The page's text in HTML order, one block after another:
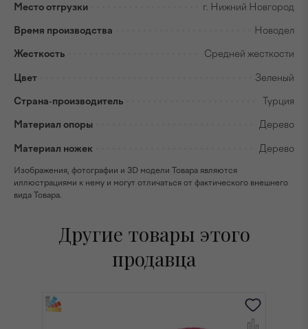
Место отгрузки г. Нижний Новгород
Время производства Новодел
Жесткость Средней жесткости
Цвет Зеленый
Страна-производитель Турция
Материал опоры Дерево
Материал ножек Дерево
Изображения, фотографии и 3D модели Товара являются
иллюстрациями к нему и могут отличаться от фактического внешнего
вида Товара.
Другие товары этого
продавца